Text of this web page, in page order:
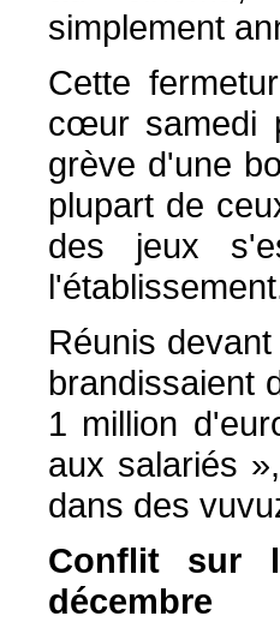
simplement
Cette
cœur samedi
grève d'une
plupart de
des jeux
Réunis
brandissaient
1 million
aux salariés
dans des
Conflit sur
décembre